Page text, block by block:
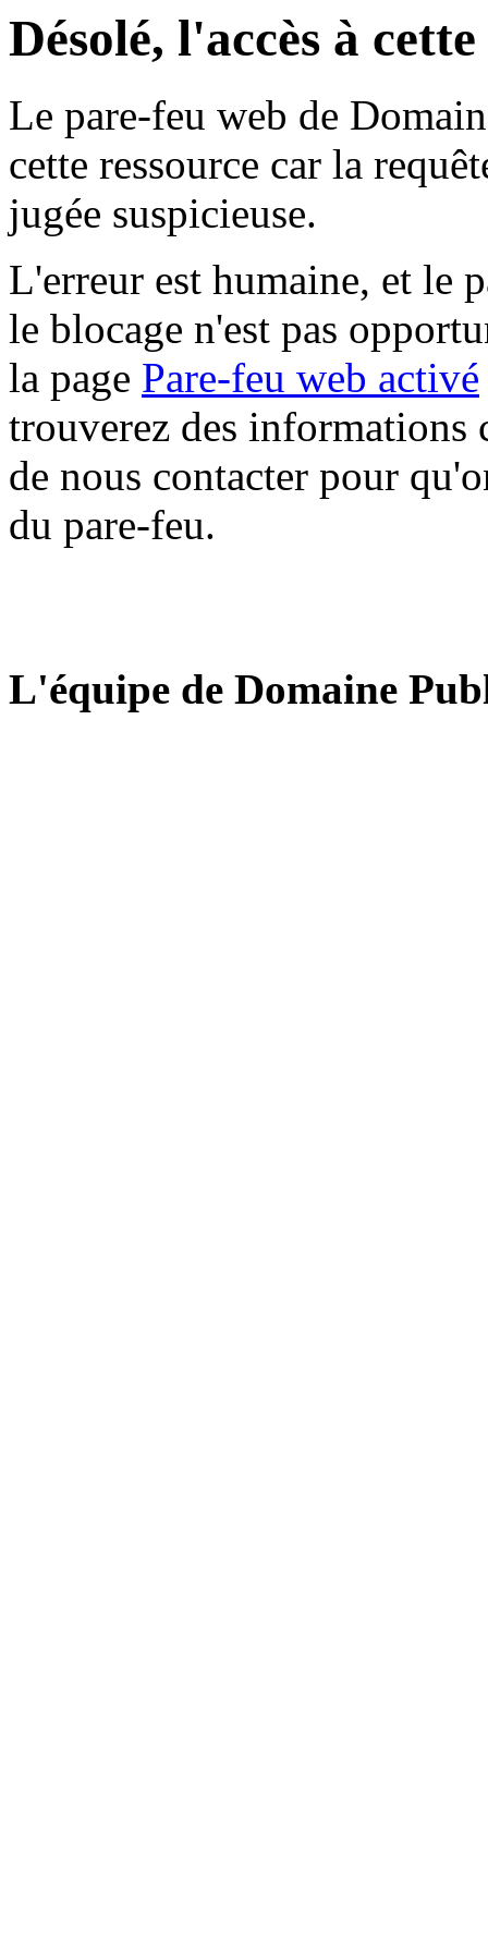
Désolé, l'accès à
Le pare-feu web de
cette ressource car la
jugée suspicieuse.
L'erreur est humaine, et le
le blocage n'est pas
la page Pare-feu web activé
trouverez des informations
de nous contacter pour
du pare-feu.
L'équipe de Domaine